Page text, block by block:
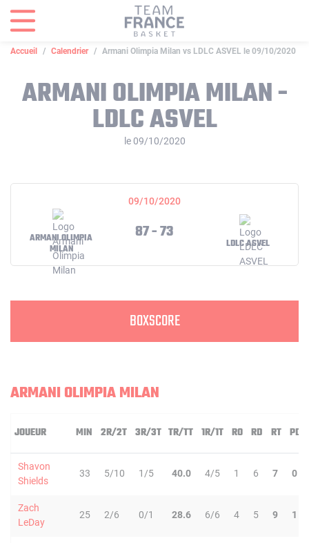
Accueil Calendrier Armani Olimpia Milan vs LDLC ASVEL le 09/10/2020
ARMANI OLIMPIA MILAN -
LDLC ASVEL
le 09/10/2020
09/10/2020
ARMANI OLIMPIA
MILAN
87 - 73
LDLC ASVEL
BOXSCORE
ARMANI OLIMPIA MILAN
JOUEUR MIN 2R/2T 3R/3T TR/TT 1R/1T RO RD RT PD
Shavon
Shields
33 5/10 1/5 40.0 4/5 1 6 7 0
Zach
LeDay
25 2/6 0/1 28.6 6/6 4 5 9 1
Panneau de gestion des cookies